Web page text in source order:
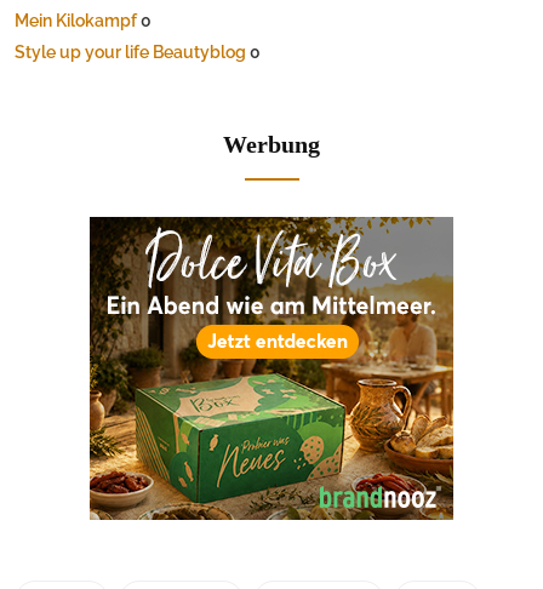
Mein Kilokampf0
Style up your life Beautyblog 0
Werbung